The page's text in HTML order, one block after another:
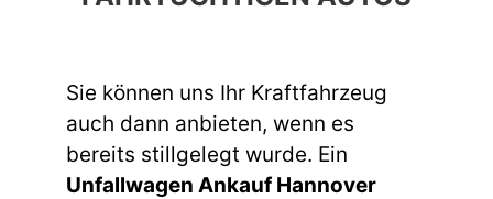
Sie können uns Ihr Kraftfahrzeug
auch dann anbieten, wenn es
bereits stillgelegt wurde. Ein
Unfallwagen Ankauf Hannover